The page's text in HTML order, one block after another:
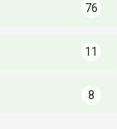
76
11
8